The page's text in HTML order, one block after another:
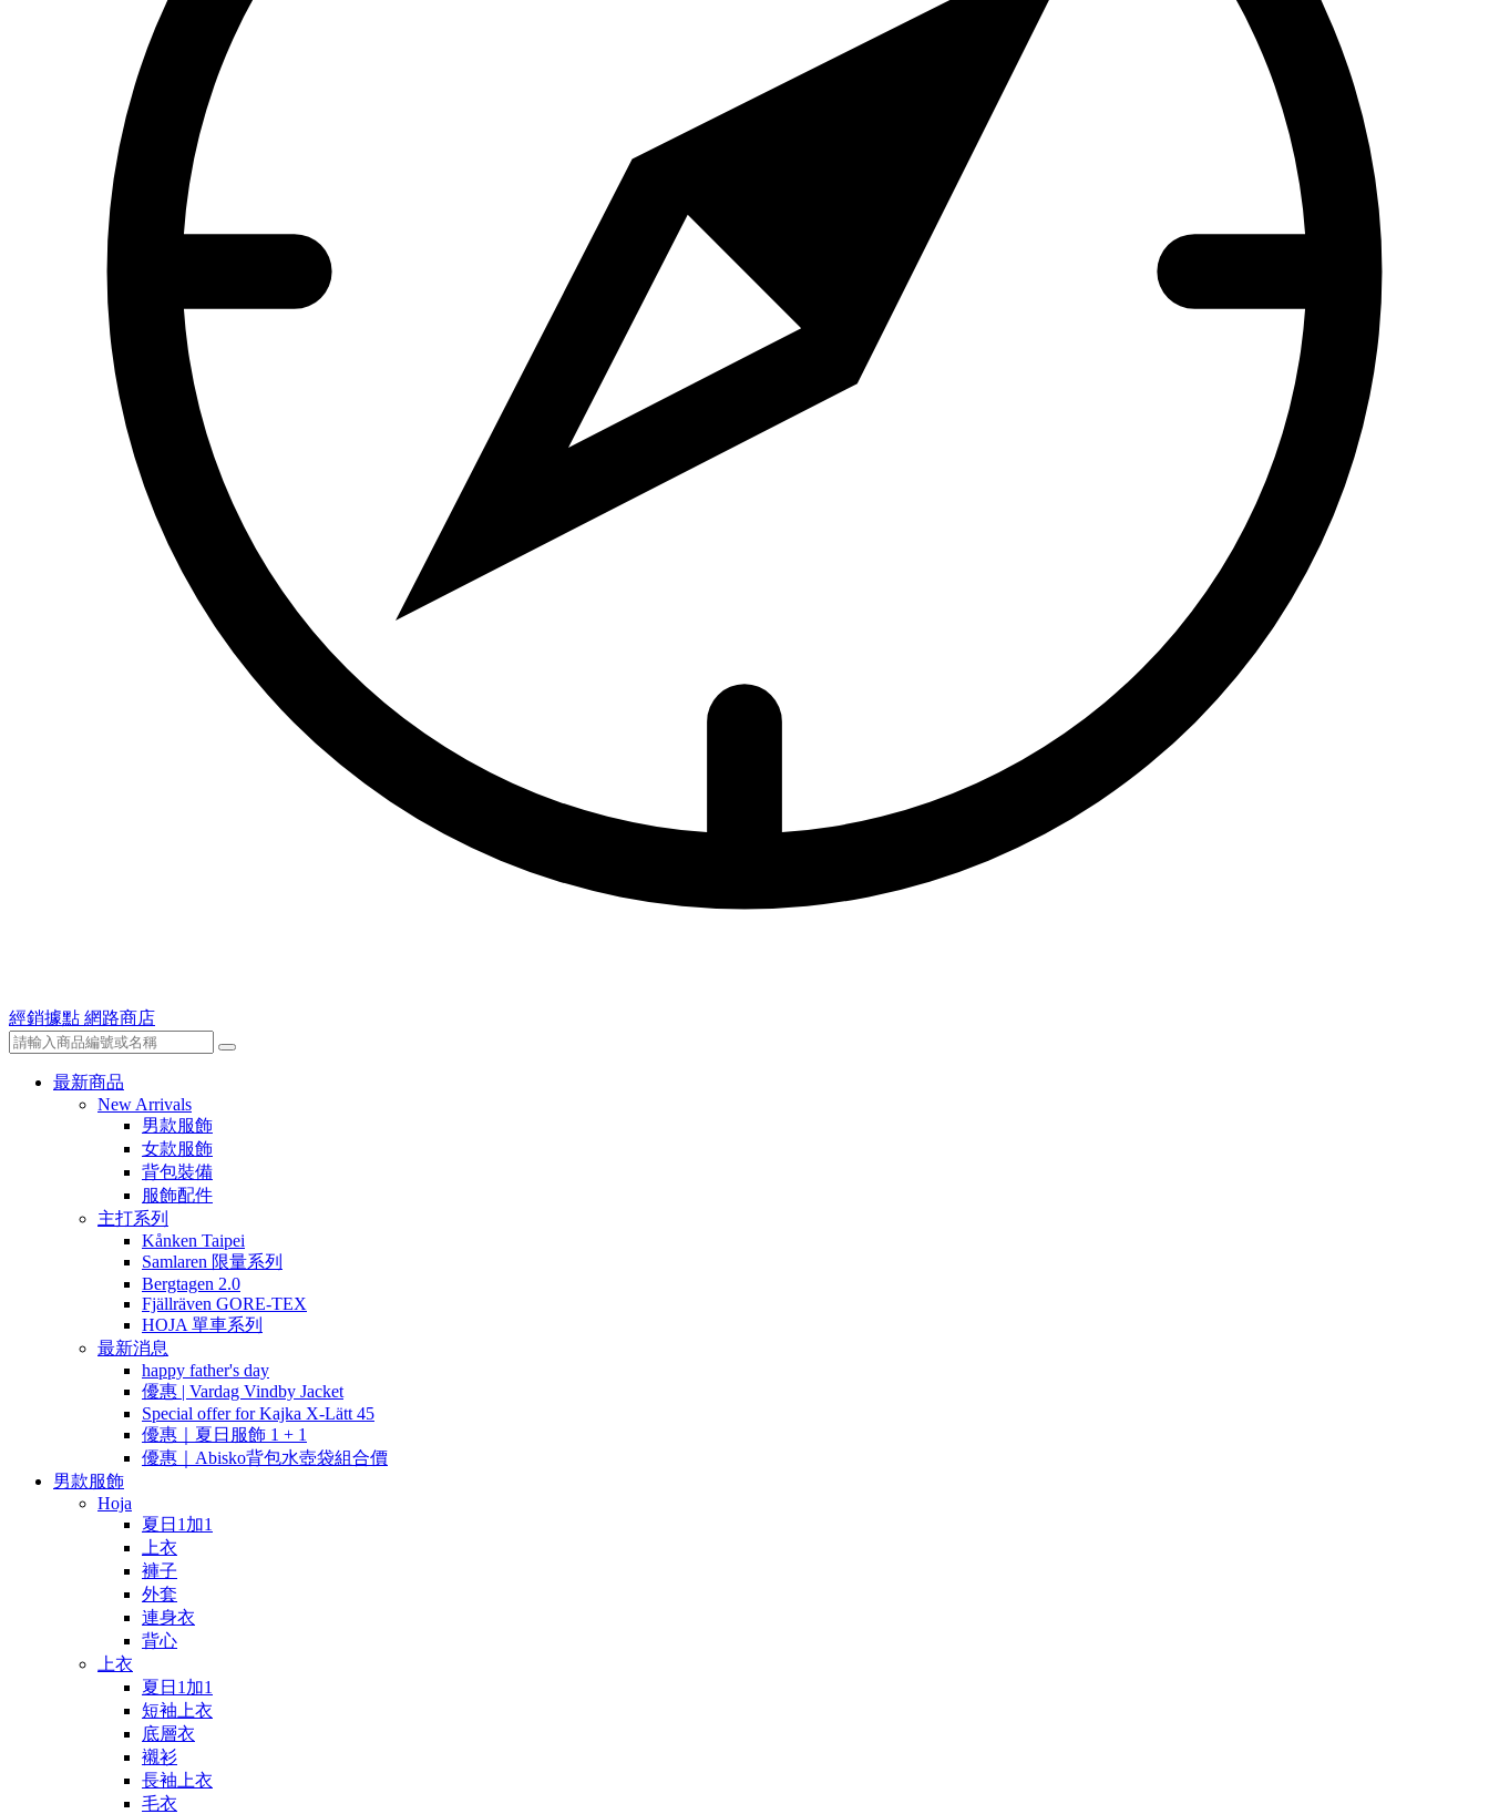
經銷據點 網路商店
最新商品
New Arrivals
男款服飾
女款服飾
背包裝備
服飾配件
主打系列
Kånken Taipei
Samlaren 限量系列
Bergtagen 2.0
Fjällräven GORE-TEX
HOJA 單車系列
最新消息
happy father's day
優惠 | Vardag Vindby Jacket
Special offer for Kajka X-Lätt 45
優惠｜夏日服飾 1 + 1
優惠｜Abisko背包水壺袋組合價
男款服飾
Hoja
夏日1加1
上衣
褲子
外套
連身衣
背心
上衣
夏日1加1
短袖上衣
底層衣
襯衫
長袖上衣
毛衣